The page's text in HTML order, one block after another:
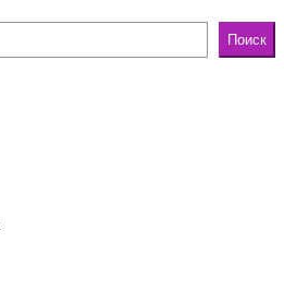
Поиск